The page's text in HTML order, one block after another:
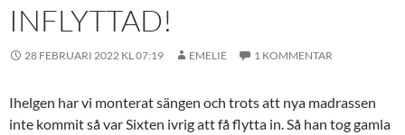
INFLYTTAD!
28 FEBRUARI 2022 KL 07:19 EMELIE 1 KOMMENTAR
Ihelgen har vi monterat sängen och trots att nya madrassen
inte kommit så var Sixten ivrig att få flytta in. Så han tog gamla